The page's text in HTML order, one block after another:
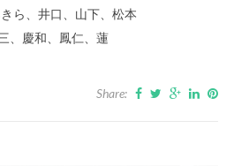
ら、井口、山下、松本
、慶和、鳳仁、蓮
Share: